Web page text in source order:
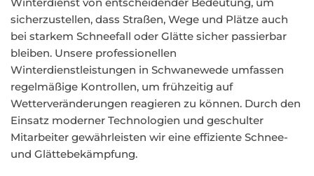
sicherzustellen, dass Straßen, Wege und Plätze auch
bei starkem Schneefall oder Glätte sicher passierbar
bleiben. Unsere professionellen
Winterdienstleistungen in Schwanewede umfassen
regelmäßige Kontrollen, um frühzeitig auf
Wetterveränderungen reagieren zu können. Durch den
Einsatz moderner Technologien und geschulter
Mitarbeiter gewährleisten wir eine effiziente Schnee-
und Glättebekämpfung.